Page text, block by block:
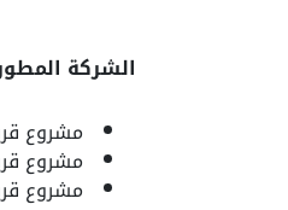
الشركة
مشروع
مشروع
مشروع